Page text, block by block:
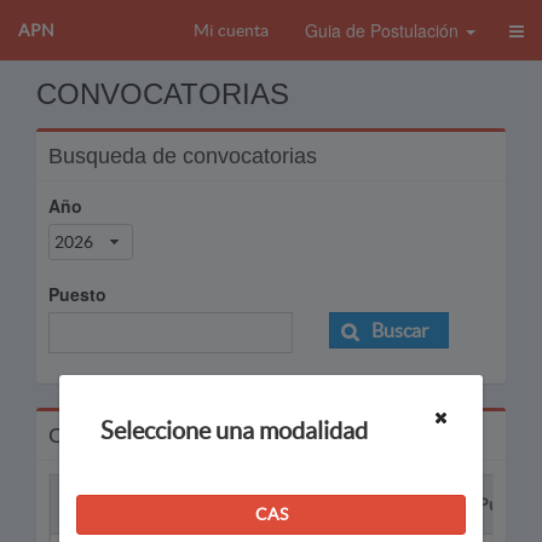
APN Mi cuenta Guia de Postulación
CONVOCATORIAS
Busqueda de convocatorias
Año
2026
Puesto
Buscar
Convocatorias
Puesto
Seleccione una modalidad
CAS